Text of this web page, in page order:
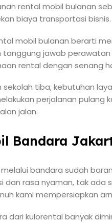
rental mobil bulanan
biaya transportasi bisnis.
mobil bulanan berarti
tanggung jawab
rental dengan senang
sekolah tiba, kebutuhan
perjalanan
jalan.
Bandara
bandara sudah
dan rasa nyaman, tak
kami mempersiapkan
dari kulorental banyak